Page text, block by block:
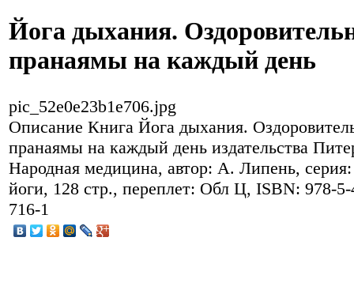
Йога дыхания.
пранаямы на каждый день
pic_52e0e23b1e706.jpg
Описание Книга Йога дыхания.
пранаямы на каждый день издательства
Народная медицина, автор: А. Липень,
йоги, 128 стр., переплет: Обл Ц, ISBN: 978-5-
716-1